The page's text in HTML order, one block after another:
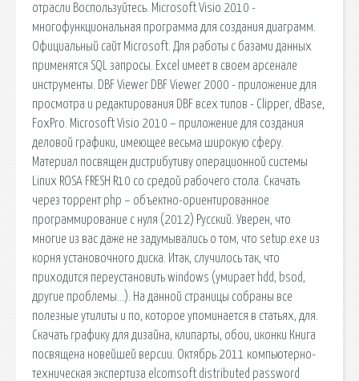
отрасли Воспользуйтесь. Microsoft Visio 2010 -
многофункциональная программа для создания диаграмм.
Официальный сайт Microsoft. Для работы с базами данных
применятся SQL запросы. Excel имеет в своем арсенале
инструменты. DBF Viewer DBF Viewer 2000 - приложение для
просмотра и редактирования DBF всех типов - Clipper, dBase,
FoxPro. Microsoft Visio 2010 – приложение для создания
деловой графики, имеющее весьма широкую сферу.
Материал посвящен дистрибутиву операционной системы
Linux ROSA FRESH R10 со средой рабочего стола. Скачать
через торрент php – объектно-ориентированное
программирование с нуля (2012) Русский. Уверен, что
многие из вас даже не задумывались о том, что setup.exe из
корня установочного диска. Итак, случилось так, что
приходится переустановить windows (умирает hdd, bsod,
другие проблемы…). На данной страницы собраны все
полезные утилиты и по, которое упоминается в статьях, для.
Скачать графику для дизайна, клипарты, обои, иконки Книга
посвящена новейшей версии. Октябрь 2011 компьютерно-
техническая экспертиза elcomsoft distributed password